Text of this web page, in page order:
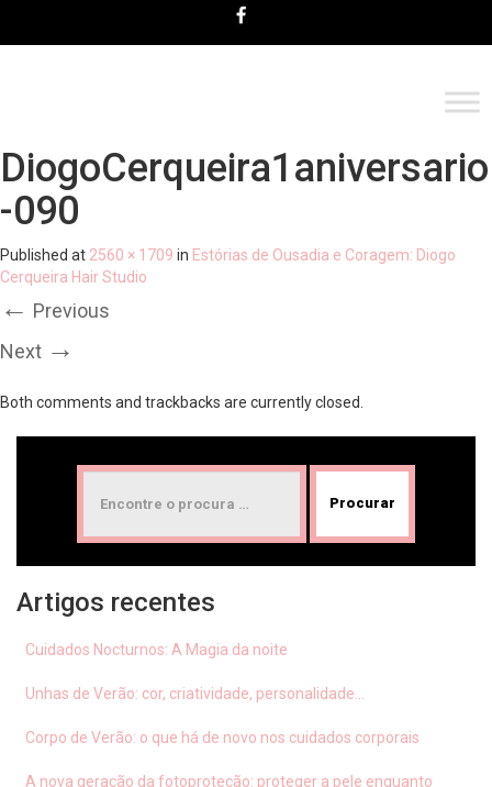
DiogoCerqueira1aniversario
-090
Published at 2560 × 1709 in Estórias de Ousadia e Coragem: Diogo
Cerqueira Hair Studio
← Previous
Next →
Both comments and trackbacks are currently closed.
Artigos recentes
Cuidados Nocturnos: A Magia da noite
Unhas de Verão: cor, criatividade, personalidade…
Corpo de Verão: o que há de novo nos cuidados corporais
A nova geração da fotoproteção: proteger a pele enquanto